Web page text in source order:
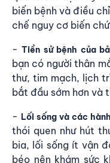
biến bệnh và điều
chế nguy cơ biến
-Tiền sử bệnh của
bạn có người thân
thư, tim mạch, lịch
bắt đầu sớm hơn và
- Lối sống và các
thói quen như hút
bia, lối sống ít vận
béo nên khám sức